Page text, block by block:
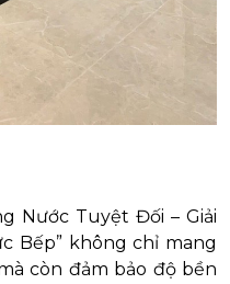
Nước Tuyệt Đối – Giải
Bếp” không chỉ mang
còn đảm bảo độ bền